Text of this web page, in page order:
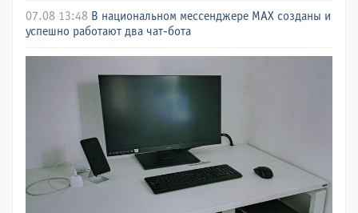
07.08 13:48 В национальном мессенджере МАХ созданы и
успешно работают два чат-бота